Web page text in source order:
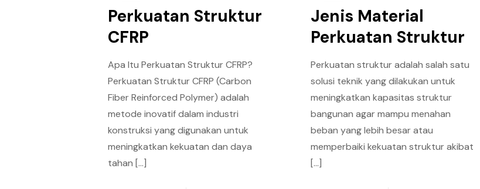
Perkuatan Struktur
CFRP
Apa Itu Perkuatan Struktur CFRP?
Perkuatan Struktur CFRP (Carbon
Fiber Reinforced Polymer) adalah
metode inovatif dalam industri
konstruksi yang digunakan untuk
meningkatkan kekuatan dan daya
tahan […]
Jenis Material
Perkuatan Struktur
Perkuatan struktur adalah salah satu
solusi teknik yang dilakukan untuk
meningkatkan kapasitas struktur
bangunan agar mampu menahan
beban yang lebih besar atau
memperbaiki kekuatan struktur akibat
[…]